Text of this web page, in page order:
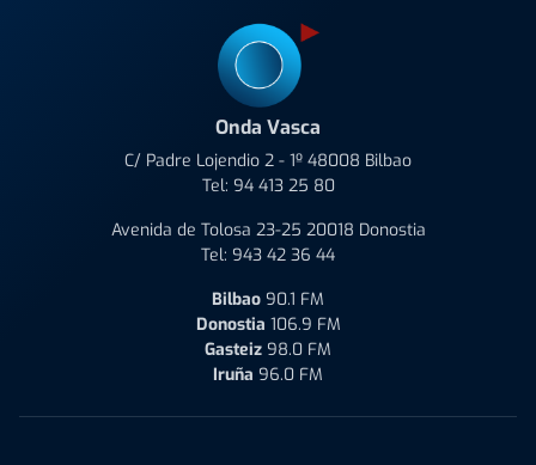
Onda Vasca
C/ Padre Lojendio 2 - 1º 48008 Bilbao
Tel: 94 413 25 80
Avenida de Tolosa 23-25 20018 Donostia
Tel: 943 42 36 44
Bilbao 90.1 FM
Donostia 106.9 FM
Gasteiz 98.0 FM
Iruña 96.0 FM